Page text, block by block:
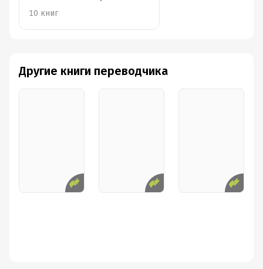
10 книг
Другие книги переводчика